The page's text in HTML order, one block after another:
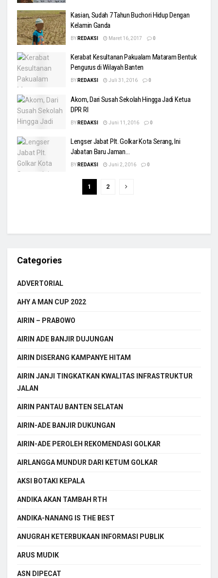
Kasian, Sudah 7 Tahun Buchori Hidup Dengan
Kelamin Ganda
BY REDAKSI Maret 16, 2017 0
Kerabat Kesultanan Pakualam Mataram Bentuk
Pengurus di Wilayah Banten
BY REDAKSI Juli 31, 2016 0
Akom, Dari Susah Sekolah Hingga Jadi Ketua
DPR RI
BY REDAKSI Juni 11, 2016 0
Lengser Jabat Plt. Golkar Kota Serang, Ini
Jabatan Baru Jaman…
BY REDAKSI Juni 2, 2016 0
1 2
Categories
ADVERTORIAL
AHY A MAN CUP 2022
AIRIN – PRABOWO
AIRIN ADE BANJIR DUJUNGAN
AIRIN DISERANG KAMPANYE HITAM
AIRIN JANJI TINGKATKAN KWALITAS INFRASTRUKTUR
JALAN
AIRIN PANTAU BANTEN SELATAN
AIRIN-ADE BANJIR DUKUNGAN
AIRIN-ADE PEROLEH REKOMENDASI GOLKAR
AIRLANGGA MUNDUR DARI KETUM GOLKAR
AKSI BOTAKI KEPALA
ANDIKA AKAN TAMBAH RTH
ANDIKA-NANANG IS THE BEST
ANUGRAH KETERBUKAAN INFORMASI PUBLIK
ARUS MUDIK
ASN DIPECAT